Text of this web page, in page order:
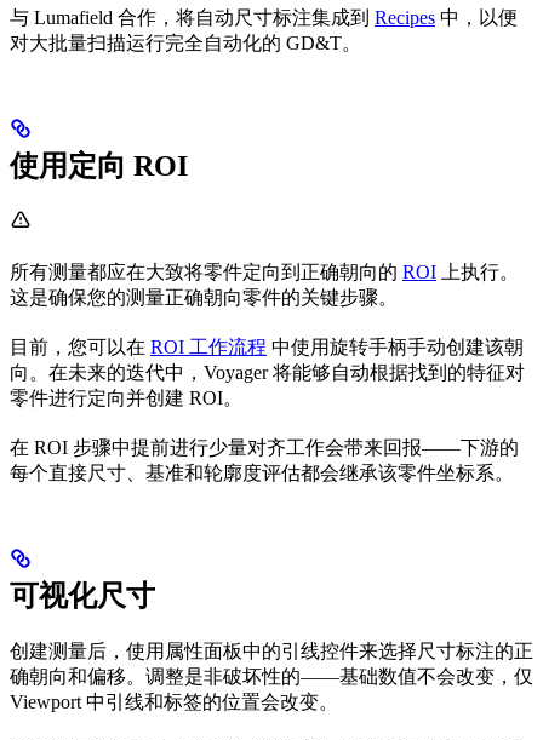
与 Lumafield 合作，将自动尺寸标注集成到 Recipes 中，以便
对大批量扫描运行完全自动化的 GD&T。
使用定向 ROI
所有测量都应在大致将零件定向到正确朝向的 ROI 上执行。
这是确保您的测量正确朝向零件的关键步骤。
目前，您可以在 ROI 工作流程 中使用旋转手柄手动创建该朝
向。在未来的迭代中，Voyager 将能够自动根据找到的特征对
零件进行定向并创建 ROI。
在 ROI 步骤中提前进行少量对齐工作会带来回报——下游的
每个直接尺寸、基准和轮廓度评估都会继承该零件坐标系。
可视化尺寸
创建测量后，使用属性面板中的引线控件来选择尺寸标注的正
确朝向和偏移。调整是非破坏性的——基础数值不会改变，仅
Viewport 中引线和标签的位置会改变。